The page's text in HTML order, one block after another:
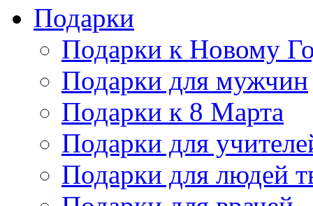
Подарки
Подарки к Новому
Подарки для мужчин
Подарки к 8 Марта
Подарки для
Подарки для людей